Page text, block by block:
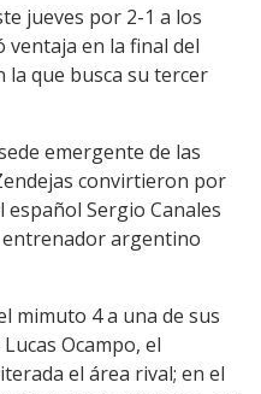
Link
jueves por 2-1 a los
ventaja en la final del
que busca su tercer
emergente de las
convirtieron por
Sergio Canales
entrenador argentino
mimuto 4 a una de sus
Ocampo, el
el área rival; en el